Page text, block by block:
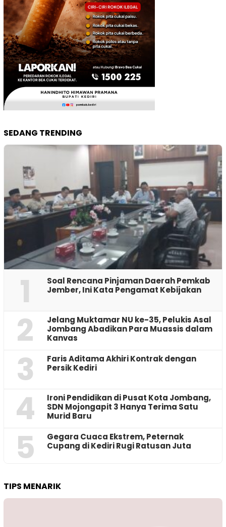
SEDANG TRENDING
1
‎Soal Rencana Pinjaman Daerah Pemkab
Jember, Ini Kata Pengamat Kebijakan ‎
2
Jelang Muktamar NU ke-35, Pelukis Asal
Jombang Abadikan Para Muassis dalam
Kanvas
3
Faris Aditama Akhiri Kontrak dengan
Persik Kediri
4
Ironi Pendidikan di Pusat Kota Jombang,
SDN Mojongapit 3 Hanya Terima Satu
Murid Baru
5
‎Gegara Cuaca Ekstrem, Peternak
Cupang di Kediri Rugi Ratusan Juta
TIPS MENARIK